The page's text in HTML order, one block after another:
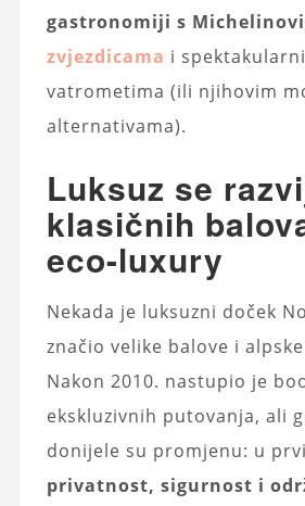
gastronomiji s
zvjezdicama i
vatrometima (ili njihovim
alternativama).
Luksuz se
klasičnih
eco-luxury
Nekada je luksuzni doček
značio velike balove i
Nakon 2010. nastupio je
ekskluzivnih putovanja, ali
donijele su promjenu: u
privatnost, sigurnost i